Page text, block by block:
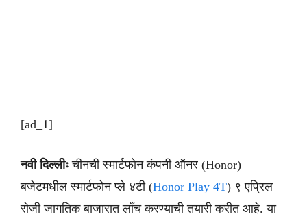
[ad_1]
नवी दिल्लीः चीनची स्मार्टफोन कंपनी ऑनर (Honor)
बजेटमधील स्मार्टफोन प्ले ४टी (Honor Play 4T) ९ एप्रिल
रोजी जागतिक बाजारात लाँच करण्याची तयारी करीत आहे. या